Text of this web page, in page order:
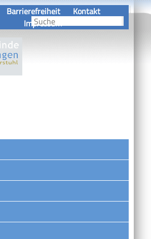
Barrierefreiheit
Kontakt
Impressum